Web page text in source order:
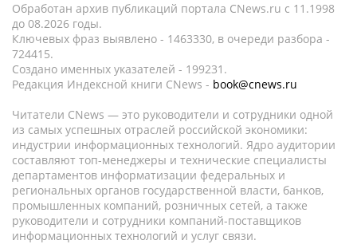
Обработан архив публикаций портала CNews.ru c 11.1998
до 08.2026 годы.
Ключевых фраз выявлено - 1463330, в очереди разбора -
724415.
Создано именных указателей - 199231.
Редакция Индексной книги CNews - book@cnews.ru
Читатели CNews — это руководители и сотрудники одной
из самых успешных отраслей российской экономики:
индустрии информационных технологий. Ядро аудитории
составляют топ-менеджеры и технические специалисты
департаментов информатизации федеральных и
региональных органов государственной власти, банков,
промышленных компаний, розничных сетей, а также
руководители и сотрудники компаний-поставщиков
информационных технологий и услуг связи.